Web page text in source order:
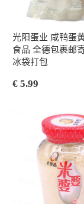
光阳蛋业 咸鸭蛋
食品 全德包裹邮
冰袋打包
€ 5.99